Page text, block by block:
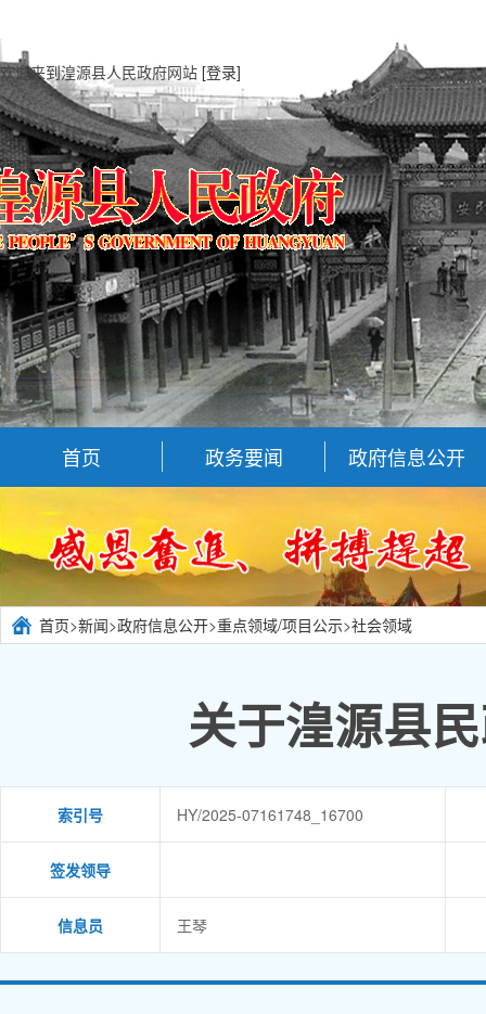
欢迎来到湟源县人民政府网站 [登录]
首页 政务要闻 政府信息公开
首页>新闻>政府信息公开>重点领域/项目公示>社会领域
关于湟源县
索引号 HY/2025-07161748_16700
签发领导
信息员 王琴